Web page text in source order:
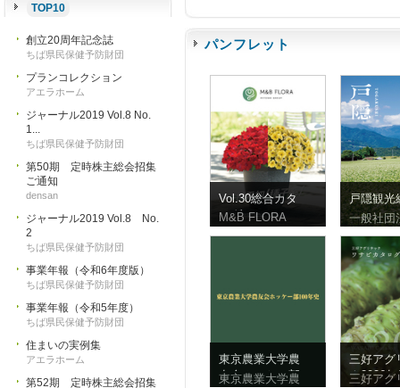
TOP10
創立20周年記念誌
ちば県民保健予防財団
プランコレクション
アエラホーム
ジャーナル2019 Vol.8 No.
1...
ちば県民保健予防財団
第50期 定時株主総会招集
ご通知
densan
ジャーナル2019 Vol.8 No.
2
ちば県民保健予防財団
事業年報（令和6年度版）
ちば県民保健予防財団
事業年報（令和5年度）
ちば県民保健予防財団
住まいの実例集
アエラホーム
第52期 定時株主総会招集
パンフレット
Vol.30総合カタ
ログ
M&B FLORA
戸隠観光
ンフレッ
体字）
一般社団
東京農業大学農
友会ホッケー部
東京農業大学農
三好アグ
ク2026
三好アグ